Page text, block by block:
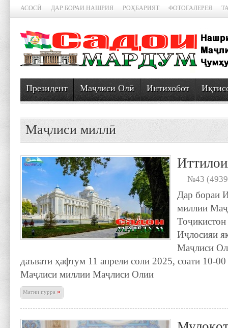
АСОСӢ ДАР БОРАИ НАШРИЯ РОҲБАРИЯТ ФОТОГАЛЕРЕЯ
Президент Маҷлиси Олӣ Интихобот
Маҷлиси миллӣ
№43
Дар бораи
миллии
Иҷлосияи
Маҷлиси
даъвати ҳафтум 11 апрели соли 2025, соати 10-
Маҷлиси миллии Маҷлиси Олии
Матни пурра»